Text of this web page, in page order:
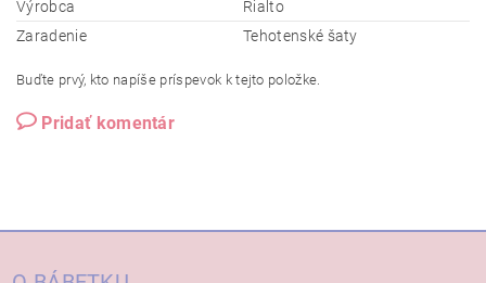
Výrobca
Rialto
Zaradenie
Tehotenské šaty
Buďte prvý, kto napíše príspevok k tejto položke.
Pridať komentár